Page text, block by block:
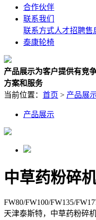
合作伙伴
联系我们
联系方式人才招聘售
泰康轮椅
产品展示为客户提供有竞
方案和服务
当前位置： 首页 > 产品展
产品展示
中草药粉碎
FW80/FW100/FW135/
天津泰斯特，中草药粉碎